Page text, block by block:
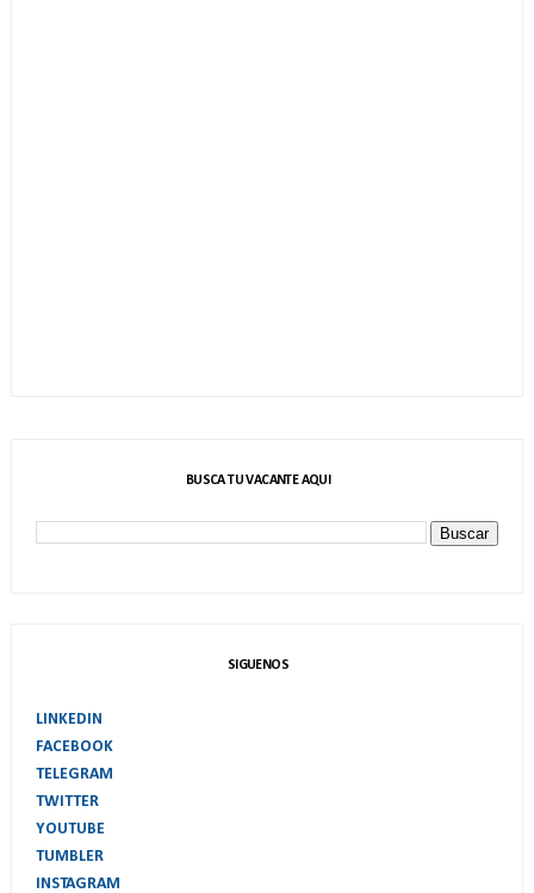
BUSCA TU VACANTE AQUI
SIGUENOS
LINKEDIN
FACEBOOK
TELEGRAM
TWITTER
YOUTUBE
TUMBLER
INSTAGRAM